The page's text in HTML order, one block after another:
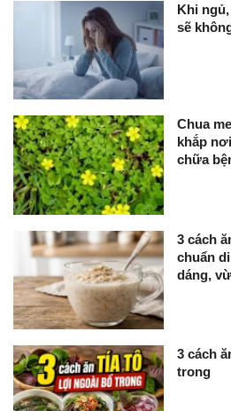
Khi
sẽ
Chua
khắp
chữa
3 cách
chuẩn
dáng,
3 cách
trong